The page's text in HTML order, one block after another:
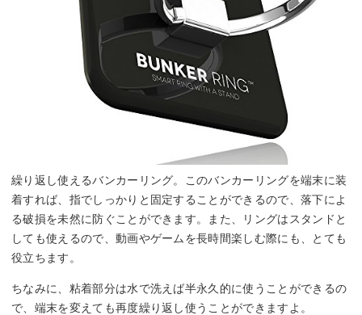
繰り返し使えるバンカーリング。このバンカーリングを端末に装
着すれば、指でしっかりと固定することができるので、落下によ
る破損を未然に防ぐことができます。また、リングはスタンドと
しても使えるので、動画やゲームを長時間楽しむ際にも、とても
役立ちます。
ちなみに、粘着部分は水で洗えば半永久的に使うことができるの
で、端末を変えても再度繰り返し使うことができますよ。